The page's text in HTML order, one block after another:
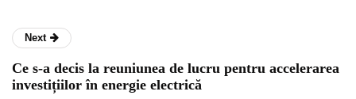
Next
Ce s-a decis la reuniunea de lucru pentru accelerarea
investițiilor în energie electrică